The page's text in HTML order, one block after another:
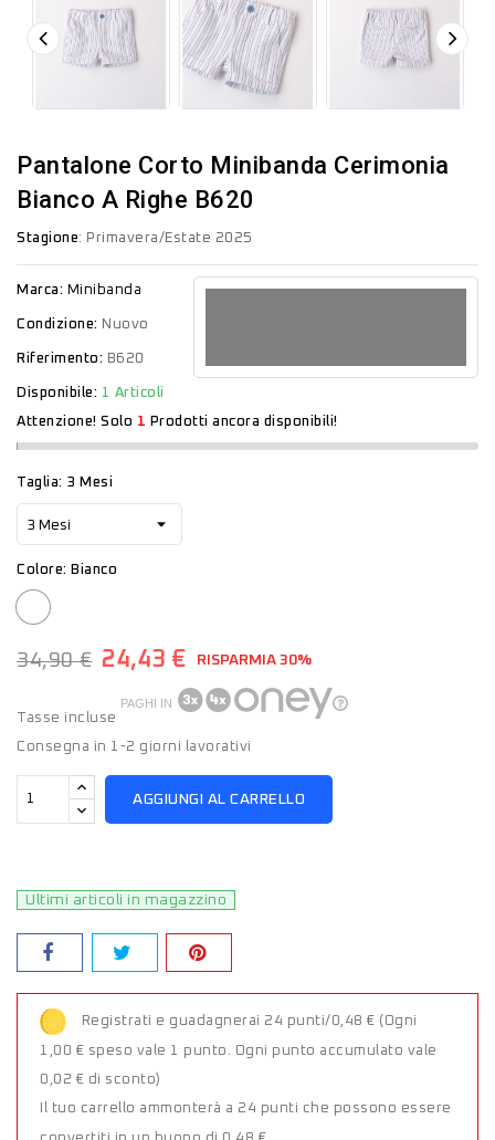
Pantalone Corto Minibanda Cerimonia
Bianco A Righe B620
Stagione: Primavera/Estate 2025
Marca: Minibanda
Condizione: Nuovo
Riferimento: B620
Disponibile: 1 Articoli
Attenzione! Solo 1 Prodotti ancora disponibili!
Taglia: 3 Mesi
Colore: Bianco
Bianco
34,90 € 24,43 € RISPARMIA 30%
Tasse incluse
PAGHI IN
Consegna in 1-2 giorni lavorativi
AGGIUNGI AL CARRELLO
Ultimi articoli in magazzino
Registrati e guadagnerai 24 punti/0,48 € (Ogni
1,00 € speso vale 1 punto. Ogni punto accumulato vale
0,02 € di sconto)
Il tuo carrello ammonterà a 24 punti che possono essere